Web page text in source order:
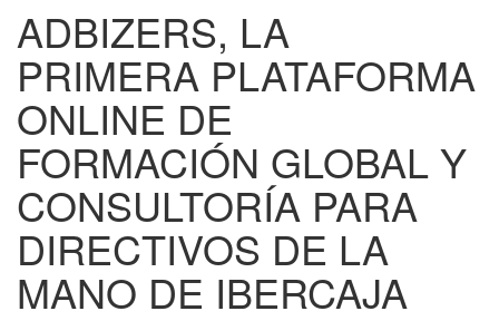
ADBIZERS, LA
PRIMERA PLATAFORMA
ONLINE DE
FORMACIÓN GLOBAL Y
CONSULTORÍA PARA
DIRECTIVOS DE LA
MANO DE IBERCAJA